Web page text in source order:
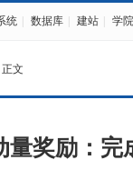
统 数据库 建站 学院
文
奖励：完